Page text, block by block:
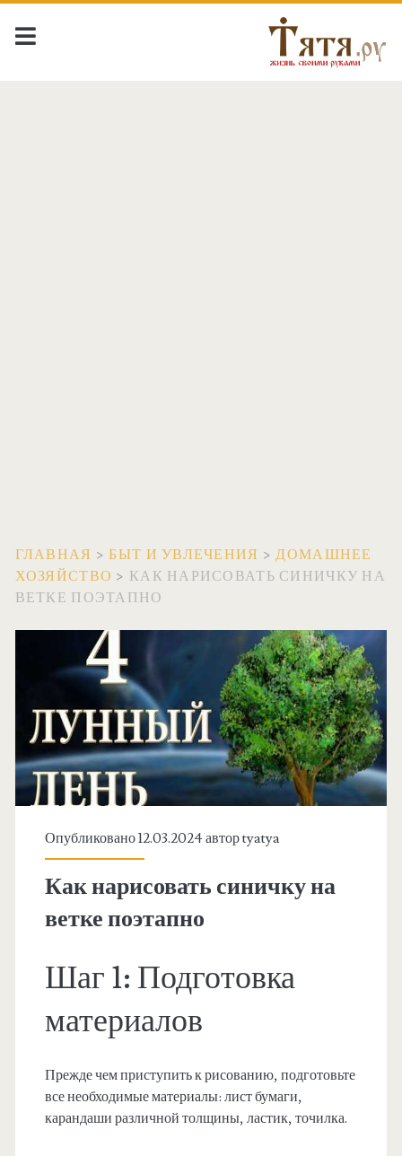
ГЛАВНАЯ >БЫТ И УВЛЕЧЕНИЯ >ДОМАШНЕЕ
ХОЗЯЙСТВО > КАК НАРИСОВАТЬ СИНИЧКУ НА
ВЕТКЕ ПОЭТАПНО
Опубликовано 12.03.2024 авторtyatya
Как нарисовать синичку на
ветке поэтапно
Шаг 1: Подготовка
материалов
Прежде чем приступить к рисованию, подготовьте
все необходимые материалы: лист бумаги,
карандаши различной толщины, ластик, точилка.